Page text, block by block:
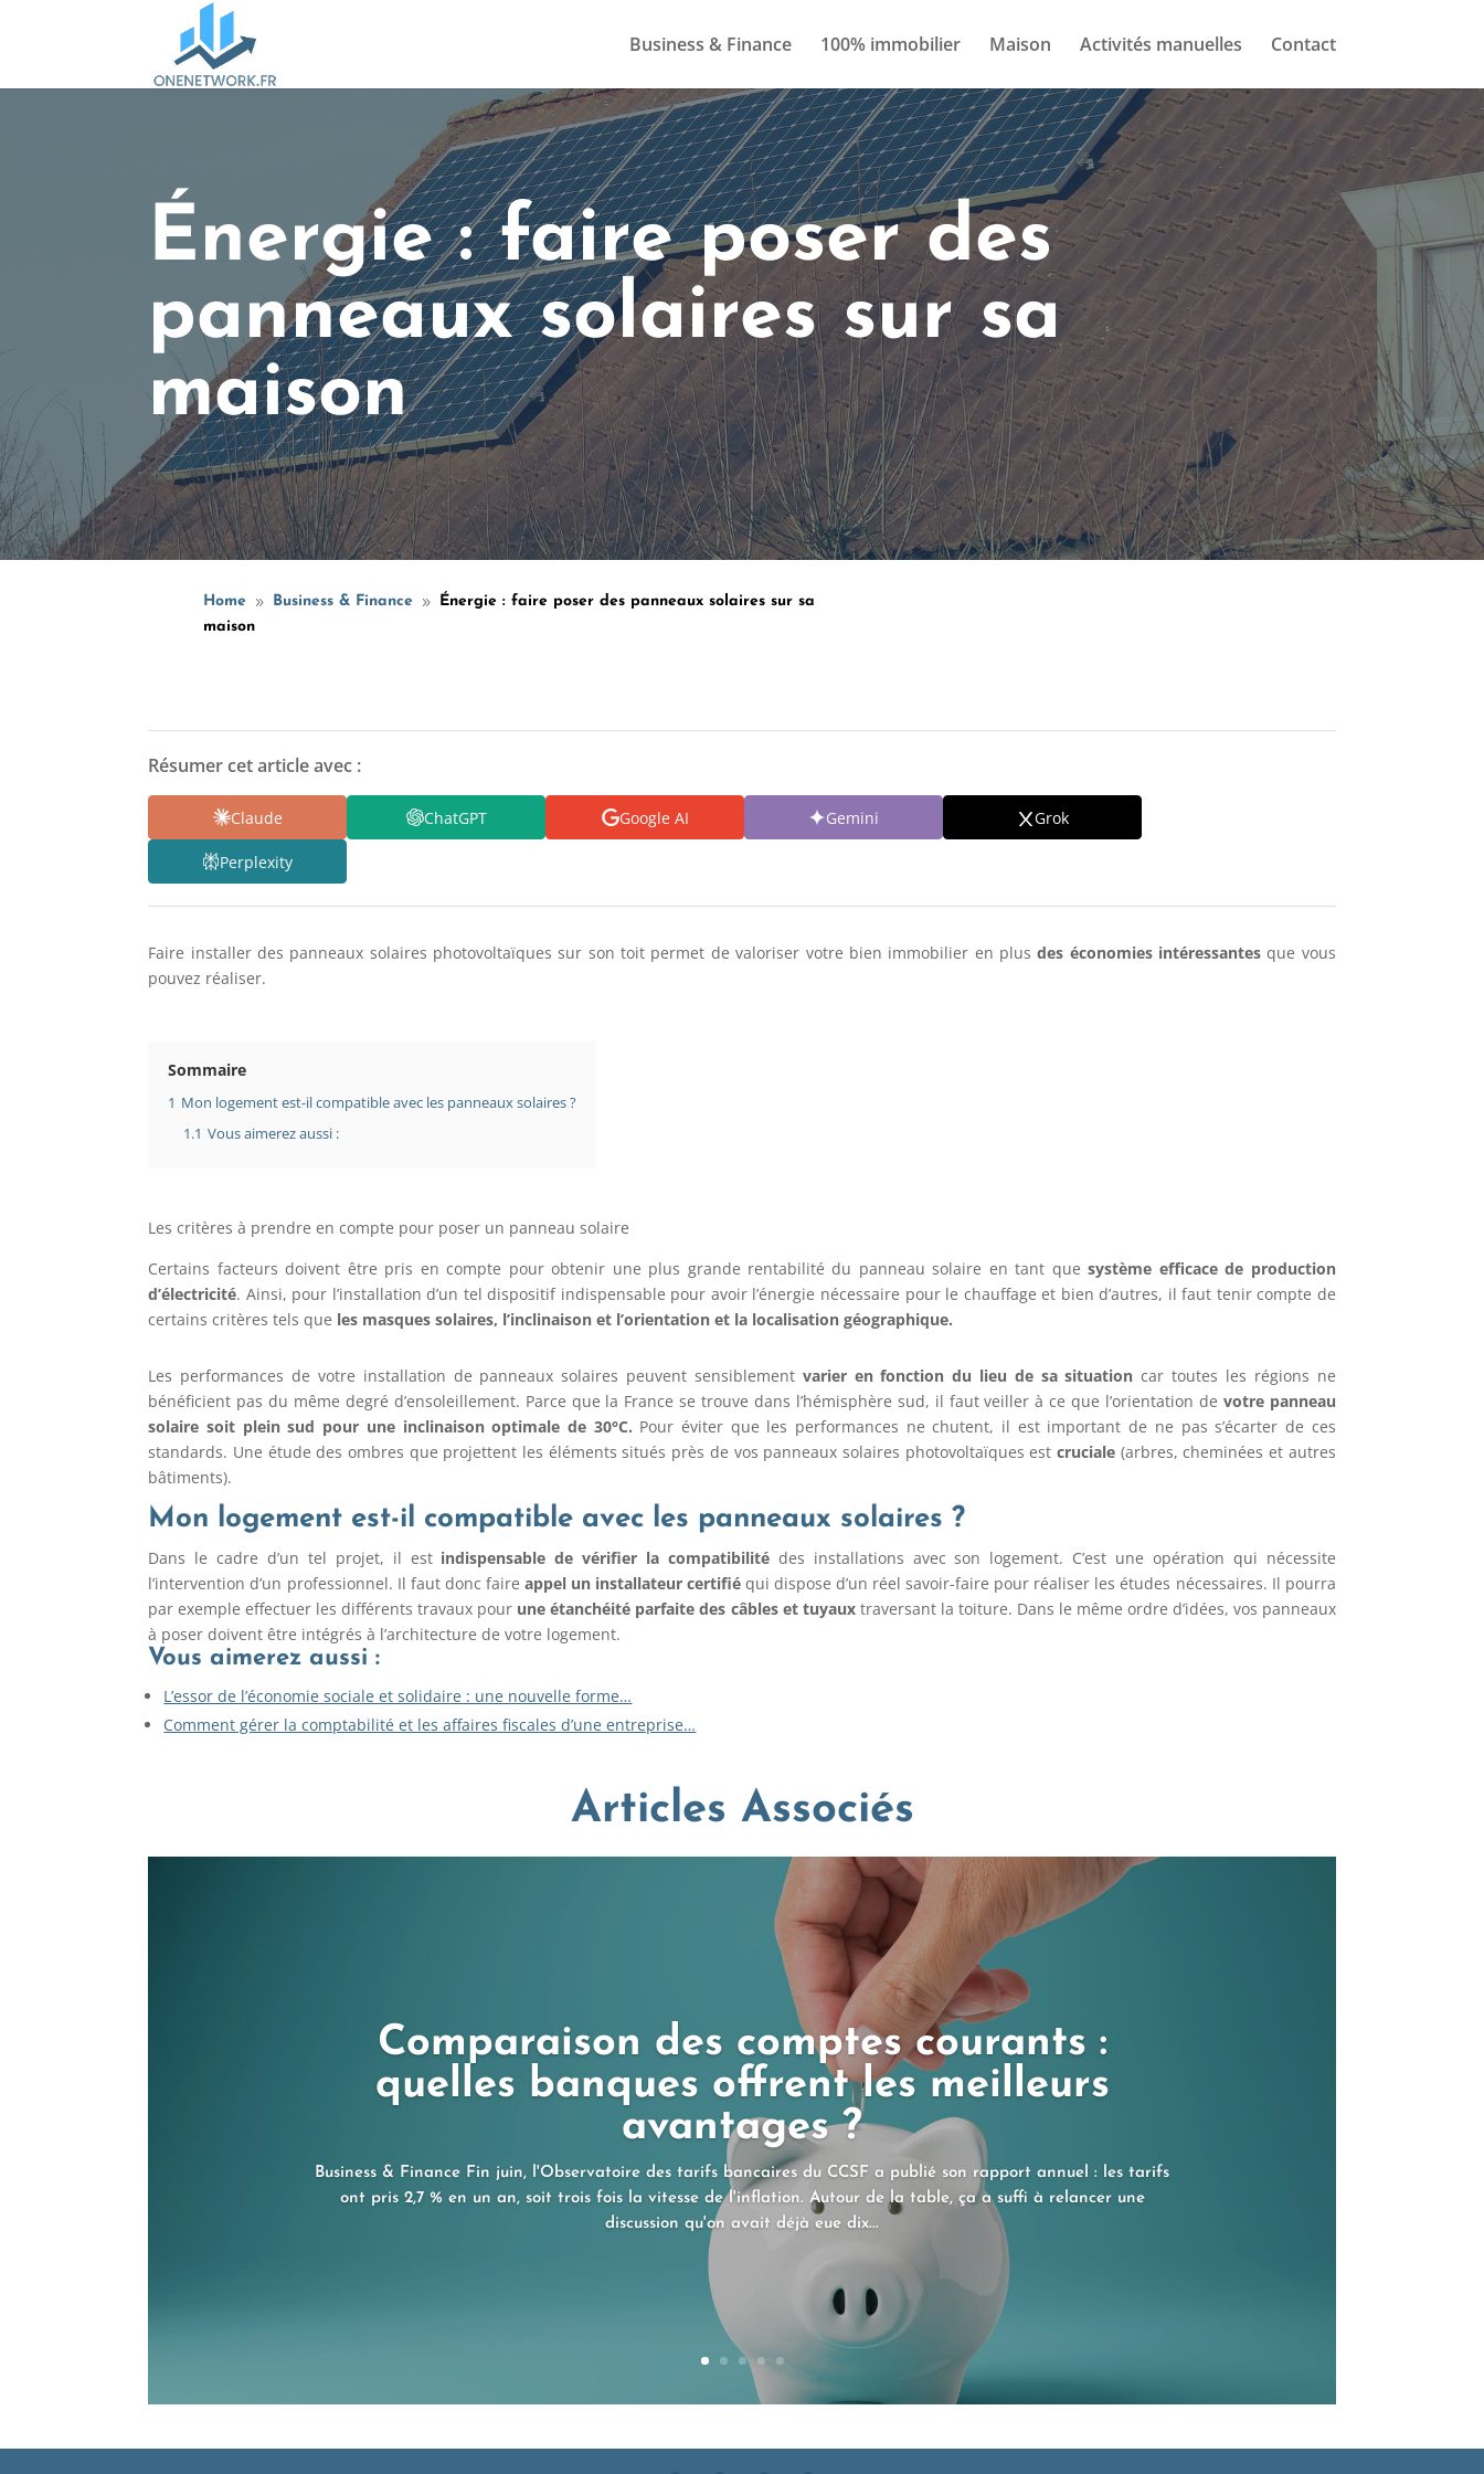
Business & Finance 100% immobilier Maison Activités manuelles Contact
Énergie : faire poser des
panneaux solaires sur sa
maison
Home 9 Business & Finance 9
Énergie : faire poser des panneaux solaires sur sa
maison
Résumer cet article avec :
Claude ChatGPT Google AI Gemini Grok
Perplexity
Faire installer des panneaux solaires photovoltaïques sur son toit permet de valoriser votre bien immobilier en plusdes économies intéressantesque vous
pouvez réaliser.
Sommaire
1 Mon logement est-il compatible avec les panneaux solaires ?
1.1 Vous aimerez aussi :
Les critères à prendre en compte pour poser un panneau solaire
Certains facteurs doivent être pris en compte pour obtenir une plus grande rentabilité du panneau solaire en tant quesystème efficace de production
d’électricité. Ainsi, pour l’installation d’un tel dispositif indispensable pour avoir l’énergie nécessaire pour le chauffage et bien d’autres, il faut tenir compte de
certains critères tels que les masques solaires, l’inclinaison et l’orientation et la localisation géographique.
Les performances de votre installation de panneaux solaires peuvent sensiblement varier en fonction du lieu de sa situation car toutes les régions ne
bénéficient pas du même degré d’ensoleillement. Parce que la France se trouve dans l’hémisphère sud, il faut veiller à ce que l’orientation de votre panneau
solaire soit plein sud pour une inclinaison optimale de 30°C. Pour éviter que les performances ne chutent, il est important de ne pas s’écarter de ces
standards. Une étude des ombres que projettent les éléments situés près de vos panneaux solaires photovoltaïques est cruciale(arbres, cheminées et autres
bâtiments).
Mon logement est-il compatible avec les panneaux solaires ?
Dans le cadre d’un tel projet, il est indispensable de vérifier la compatibilitédes installations avec son logement. C’est une opération qui nécessite
l’intervention d’un professionnel. Il faut donc faire appel un installateur certifiéqui dispose d’un réel savoir-faire pour réaliser les études nécessaires. Il pourra
par exemple effectuer les différents travaux pour une étanchéité parfaite des câbles et tuyauxtraversant la toiture. Dans le même ordre d’idées, vos panneaux
à poser doivent être intégrés à l’architecture de votre logement.
Vous aimerez aussi :
L’essor de l’économie sociale et solidaire : une nouvelle forme…
Comment gérer la comptabilité et les affaires fiscales d’une entreprise…
Articles Associés
Comparaison des comptes courants :
quelles banques offrent les meilleurs
avantages ?
Business & Finance Fin juin, l'Observatoire des tarifs bancaires du CCSF a publié son rapport annuel : les tarifs
ont pris 2,7 % en un an, soit trois fois la vitesse de l'inflation. Autour de la table, ça a suffi à relancer une
discussion qu'on avait déjà eue dix...